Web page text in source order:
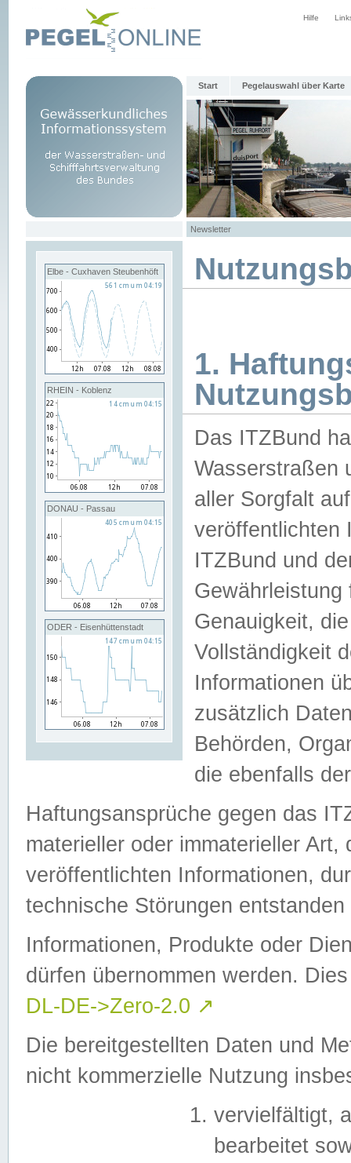
Hilfe
Start Pegelauswahl über Karte
Newsletter
Elbe - Cuxhaven Steubenhöft
RHEIN - Koblenz
DONAU - Passau
ODER - Eisenhüttenstadt
1.
Das ITZBund
Wasserstraßen
aller Sorgfalt
veröffentlichten
ITZBund und
Genauigkeit,
Vollständigkeit
Informationen
zusätzlich
Behörden,
die ebenfalls
Haftungsansprüche gegen das
materieller oder immaterieller
veröffentlichten Informationen,
technische Störungen
Informationen, Produkte oder
dürfen übernommen werden.
DL-DE->Zero-2.0 ↗
Die bereitgestellten Daten und
nicht kommerzielle Nutzung
vervielfältigt,
bearbeitet